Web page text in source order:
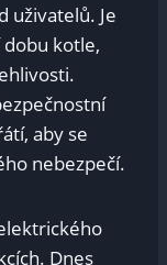
uživatelů. Je
kotle,
aby se
nebezpečí.
Dnes